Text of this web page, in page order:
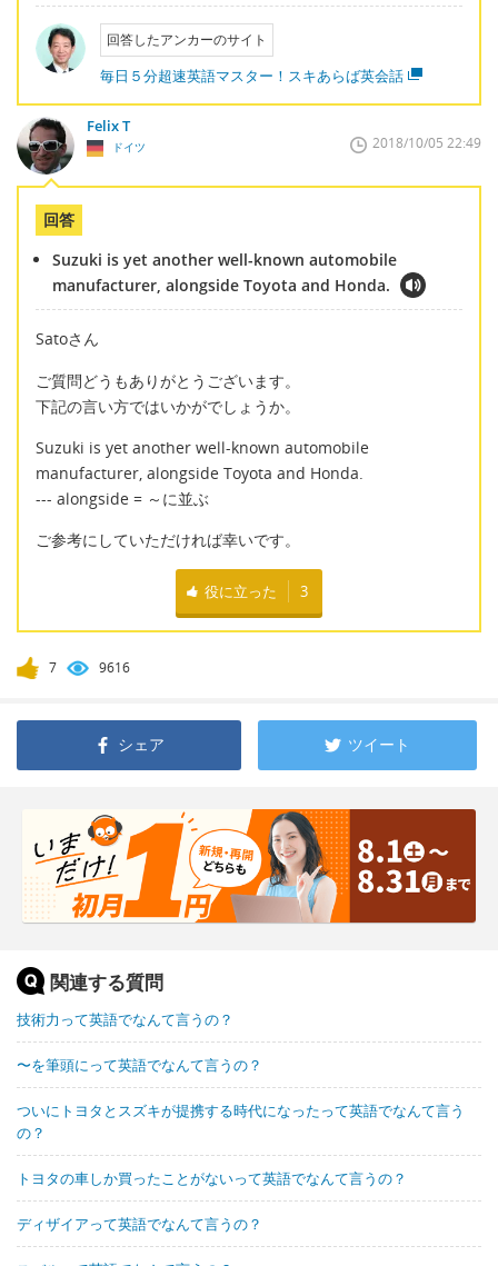
回答したアンカーのサイト
毎日５分超速英語マスター！スキあらば英会話
Felix T
ドイツ 2018/10/05 22:49
回答
Suzuki is yet another well-known automobile
manufacturer, alongside Toyota and Honda.
Satoさん
ご質問どうもありがとうございます。
下記の言い方ではいかがでしょうか。
Suzuki is yet another well-known automobile
manufacturer, alongside Toyota and Honda.
--- alongside = ～に並ぶ
ご参考にしていただければ幸いです。
役に立った 3
7 9616
シェア ツイート
関連する質問
技術力って英語でなんて言うの？
〜を筆頭にって英語でなんて言うの？
ついにトヨタとスズキが提携する時代になったって英語でなんて言う
の？
トヨタの車しか買ったことがないって英語でなんて言うの？
ディザイアって英語でなんて言うの？